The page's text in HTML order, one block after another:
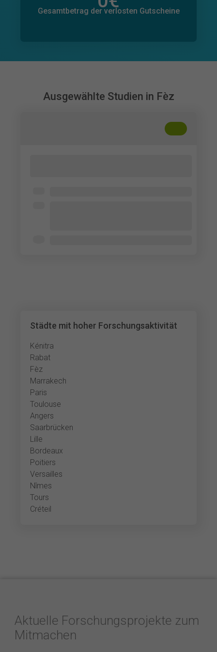
Gesamtbetrag der verlosten Gutscheine
0€
Ausgewählte Studien in Fèz
Städte mit hoher Forschungsaktivität
Kénitra
Rabat
Fèz
Marrakech
Paris
Toulouse
Angers
Saarbrücken
Lille
Bordeaux
Poitiers
Versailles
Nîmes
Tours
Créteil
Aktuelle Forschungsprojekte zum
Mitmachen